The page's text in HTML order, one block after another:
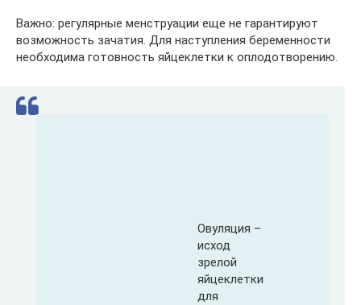
Важно: регулярные менструации еще не гарантируют
возможность зачатия. Для наступления беременности
необходима готовность яйцеклетки к оплодотворению.
Овуляция –
исход
зрелой
яйцеклетки
для